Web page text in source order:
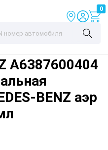
0
A6387600404
BENZ аэр